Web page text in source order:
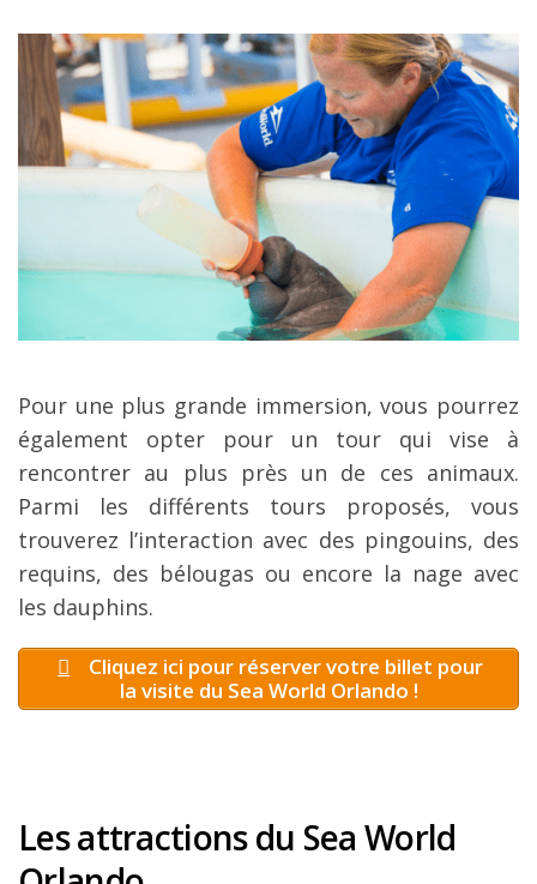
Pour une plus grande immersion, vous pourrez
également opter pour un tour qui vise à
rencontrer au plus près un de ces animaux.
Parmi les différents tours proposés, vous
trouverez l’interaction avec des pingouins, des
requins, des bélougas ou encore la nage avec
les dauphins.
Cliquez ici pour réserver votre billet pour
la visite du Sea World Orlando !
Les attractions du Sea World